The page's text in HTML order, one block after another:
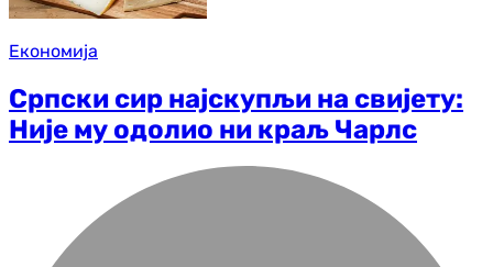
Економија
Српски сир најскупљи на свијету:
Није му одолио ни краљ Чарлс